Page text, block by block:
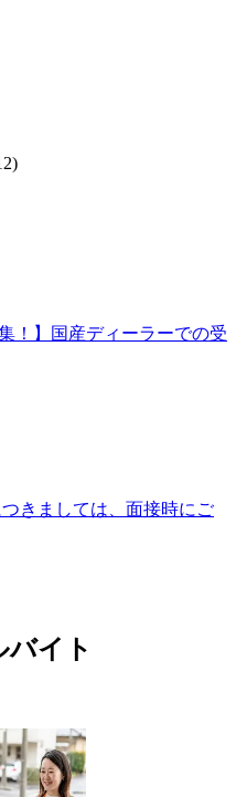
！】国産ディーラーでの受
きましては、面接時にご
バイト